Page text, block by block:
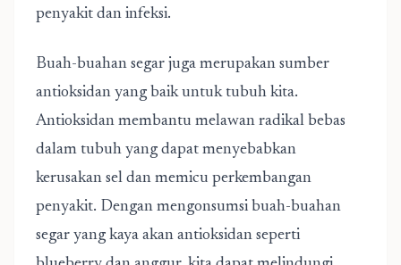
penyakit dan infeksi.
Buah-buahan segar juga merupakan sumber
antioksidan yang baik untuk tubuh kita.
Antioksidan membantu melawan radikal bebas
dalam tubuh yang dapat menyebabkan
kerusakan sel dan memicu perkembangan
penyakit. Dengan mengonsumsi buah-buahan
segar yang kaya akan antioksidan seperti